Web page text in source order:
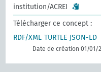
institution/ACREI
Télécharger ce concept :
RDF/XML TURTLE JSON-LD
Date de création 01/